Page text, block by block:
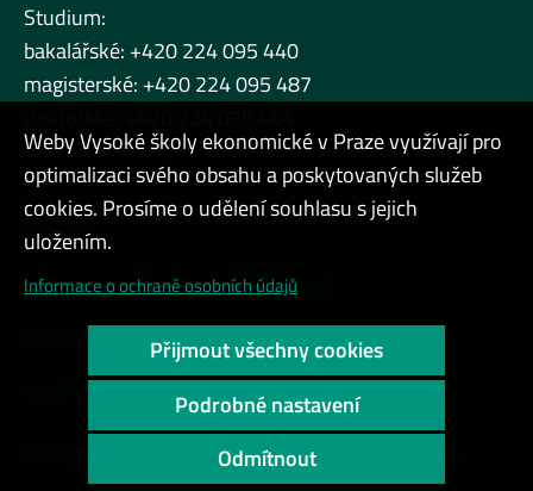
Studium:
bakalářské: +420 224 095 440
magisterské: +420 224 095 487
Admin
Cookies a ochrana osobních údajů
Přístupnost webu
Vysoký kontrast
Copyright © 2000 - 2026 Vysoká škola ekonomická v Praze
Weby Vysoké školy ekonomické v Praze využívají pro
optimalizaci svého obsahu a poskytovaných služeb
cookies. Prosíme o udělení souhlasu s jejich
uložením.
Informace o ochraně osobních údajů
Přijmout všechny cookies
Podrobné nastavení
Odmítnout